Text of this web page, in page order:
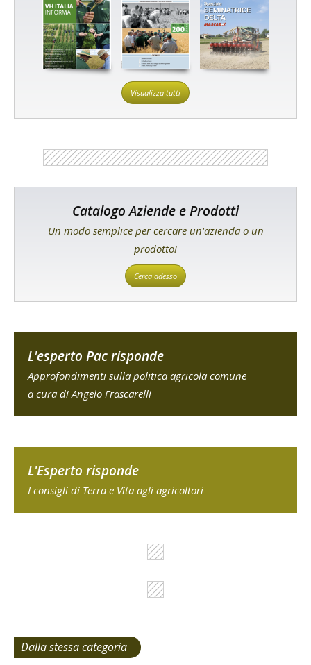
Visualizza tutti
Catalogo Aziende e Prodotti
Un modo semplice per cercare un'azienda o un
prodotto!
Cerca adesso
L'esperto Pac risponde
Approfondimenti sulla politica agricola comune
a cura di Angelo Frascarelli
L'Esperto risponde
I consigli di Terra e Vita agli agricoltori
Dalla stessa categoria